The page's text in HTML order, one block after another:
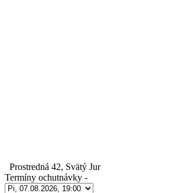
Prostredná 42, Svätý Jur
Termíny ochutnávky -